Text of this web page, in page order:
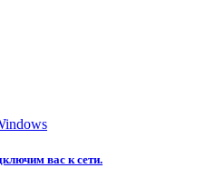
вас к сети.